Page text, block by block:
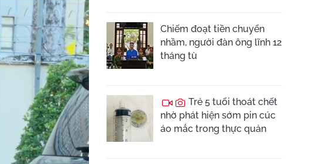
Chiếm đoạt tiền chuyển
nhầm, người đàn ông lĩnh 12
tháng tù
Trẻ 5 tuổi thoát chết
nhờ phát hiện sớm pin cúc
áo mắc trong thực quản